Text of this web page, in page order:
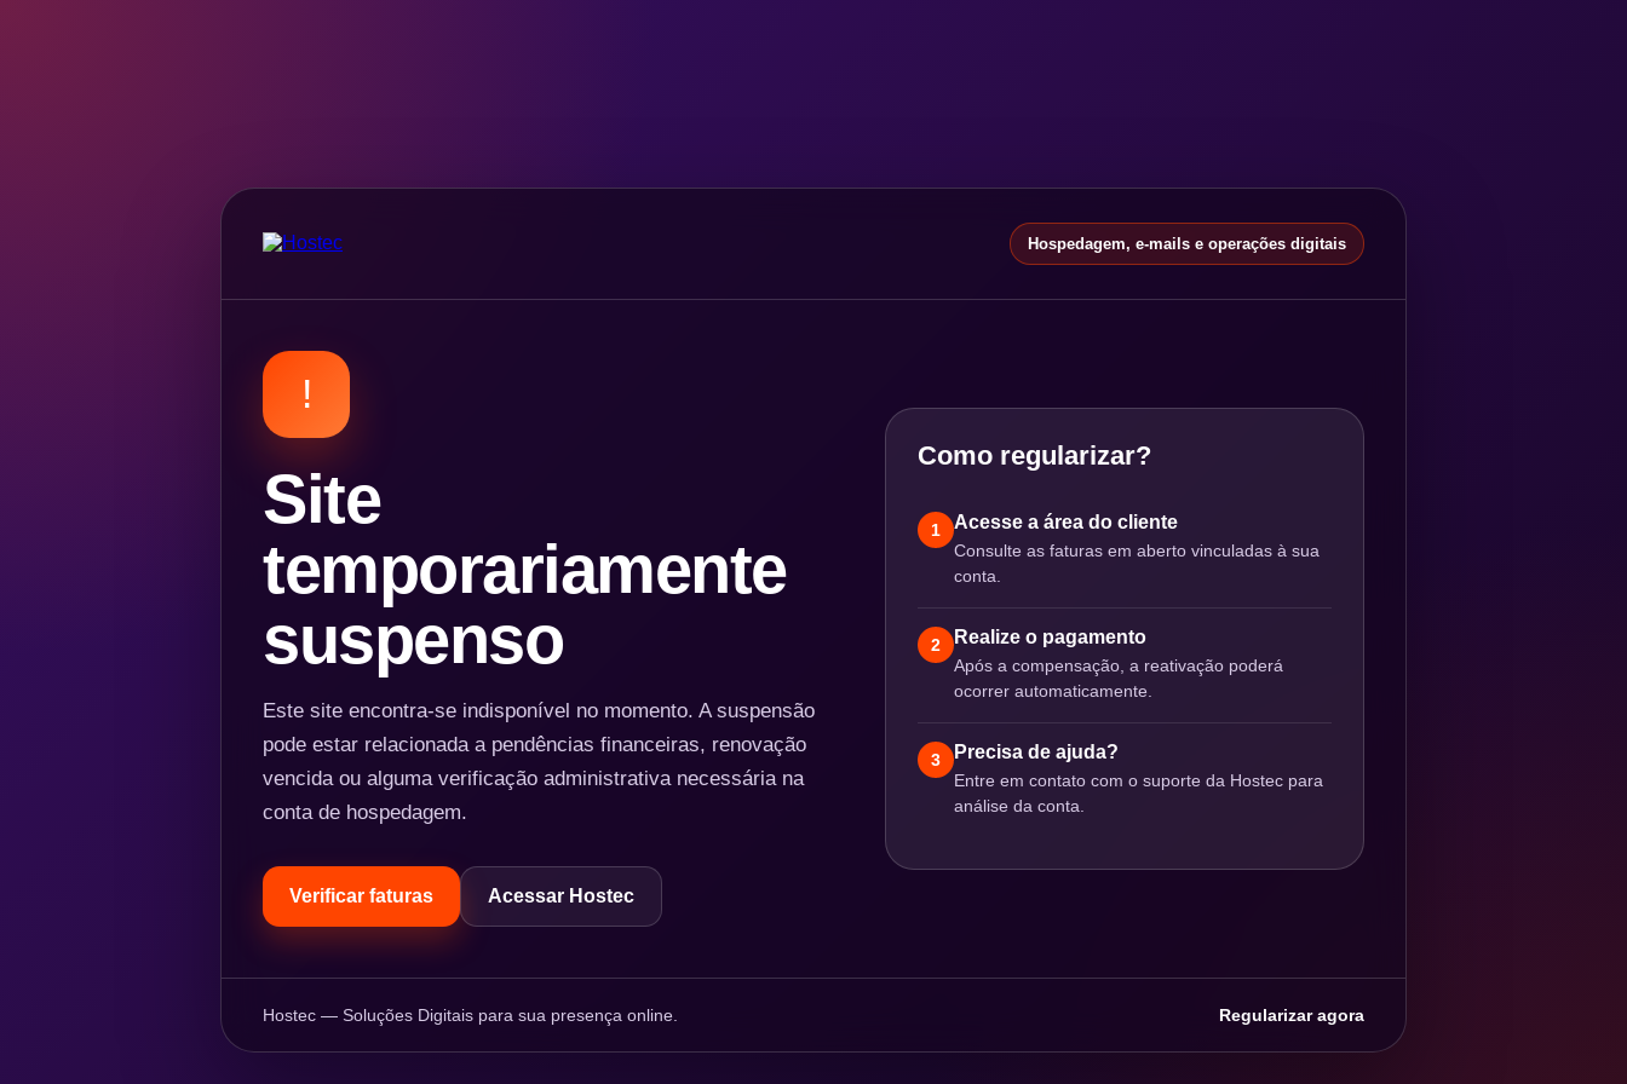
Hospedagem, e-mails e operações digitais
!
Site
temporariamente
suspenso
Este site encontra-se indisponível no momento. A suspensão
pode estar relacionada a pendências financeiras, renovação
vencida ou alguma verificação administrativa necessária na
conta de hospedagem.
Verificar faturas Acessar Hostec
Como regularizar?
1 Acesse a área do cliente
Consulte as faturas em aberto vinculadas à sua
conta.
2 Realize o pagamento
Após a compensação, a reativação poderá
ocorrer automaticamente.
3 Precisa de ajuda?
Entre em contato com o suporte da Hostec para
análise da conta.
Hostec — Soluções Digitais para sua presença online. Regularizar agora